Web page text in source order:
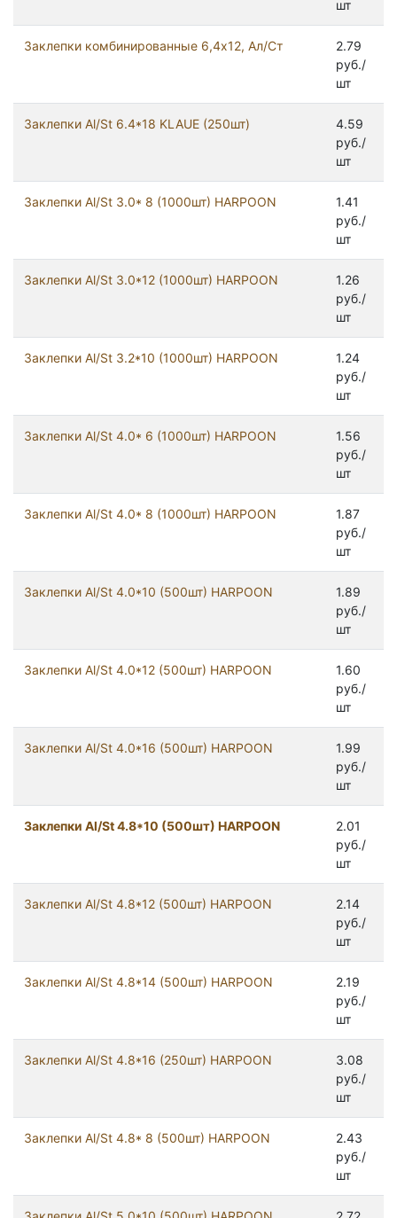
шт
Заклепки комбинированные 6,4х12, Ал/Ст
2.79
руб./
шт
Заклепки Al/St 6.4*18 KLAUE (250шт)
4.59
руб./
шт
Заклепки Al/St 3.0* 8 (1000шт) HARPOON
1.41
руб./
шт
Заклепки Al/St 3.0*12 (1000шт) HARPOON
1.26
руб./
шт
Заклепки Al/St 3.2*10 (1000шт) HARPOON
1.24
руб./
шт
Заклепки Al/St 4.0* 6 (1000шт) HARPOON
1.56
руб./
шт
Заклепки Al/St 4.0* 8 (1000шт) HARPOON
1.87
руб./
шт
Заклепки Al/St 4.0*10 (500шт) HARPOON
1.89
руб./
шт
Заклепки Al/St 4.0*12 (500шт) HARPOON
1.60
руб./
шт
Заклепки Al/St 4.0*16 (500шт) HARPOON
1.99
руб./
шт
Заклепки Al/St 4.8*10 (500шт) HARPOON
2.01
руб./
шт
Заклепки Al/St 4.8*12 (500шт) HARPOON
2.14
руб./
шт
Заклепки Al/St 4.8*14 (500шт) HARPOON
2.19
руб./
шт
Заклепки Al/St 4.8*16 (250шт) HARPOON
3.08
руб./
шт
Заклепки Al/St 4.8* 8 (500шт) HARPOON
2.43
руб./
шт